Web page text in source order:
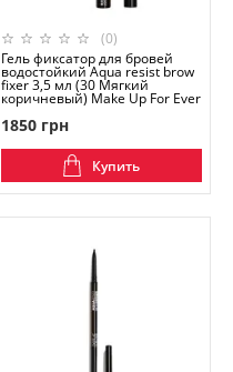
(0)
Гель фиксатор для бровей
водостойкий Aqua resist brow
fixer 3,5 мл (30 Мягкий
коричневый) Make Up For Ever
1850 грн
Купить